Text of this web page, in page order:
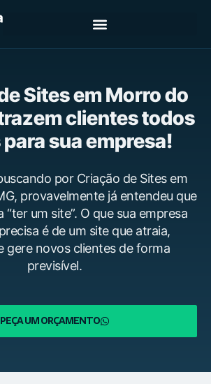
Sites em Morro do
clientes todos
sua empresa!
por Criação de Sites em
provavelmente já entendeu que
“ter um site”. O que sua empresa
é de um site que atraia,
gere novos clientes de forma
previsível.
PEÇA UM ORÇAMENTO